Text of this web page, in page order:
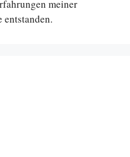
meiner
entstanden.